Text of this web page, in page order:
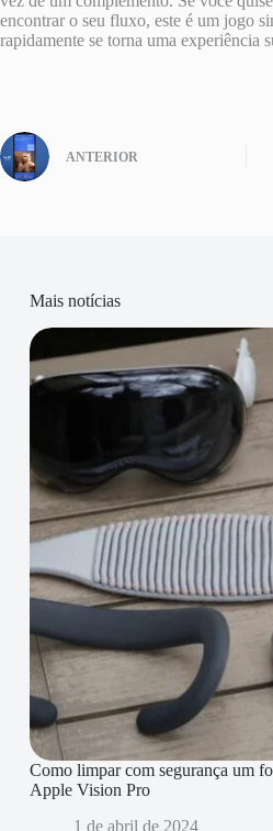
encontrar o seu fluxo, este é um jogo
rapidamente se torna uma experiência
ANTERIOR
Mais notícias
Como limpar com segurança um
Apple Vision Pro
1 de abril de 2024